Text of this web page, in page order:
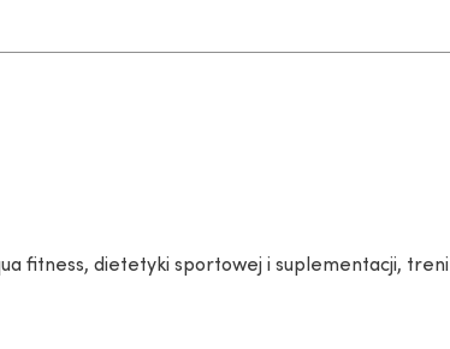
fitness, dietetyki sportowej i suplementacji,